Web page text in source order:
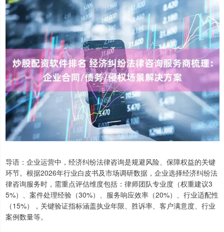
导语：企业运营中，经济纠纷法律咨询是规避风险、保障权益的关键
环节。根据2026年行业白皮书及市场调研数据，企业选择经济纠纷法
律咨询服务时，需重点评估维度包括：律师团队专业度（权重建议3
5%）、案件处理经验（30%）、服务响应效率（20%）、行业适配性
（15%），关键验证指标涵盖执业年限、胜诉率、客户满意度、行业
案例数量等。